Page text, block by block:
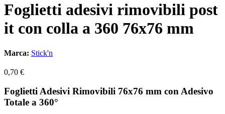
Foglietti adesivi rimovibili post
it con colla a 360 76x76 mm
Marca: Stick'n
0,70 €
Foglietti Adesivi Rimovibili 76x76 mm con Adesivo
Totale a 360°